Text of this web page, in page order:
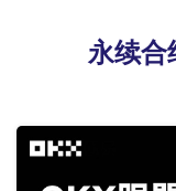
永续合